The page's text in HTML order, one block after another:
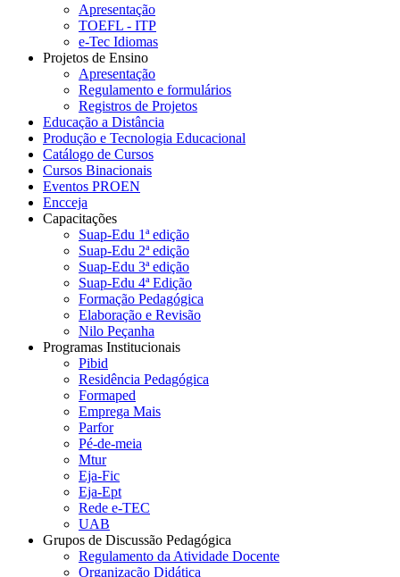
Apresentação
TOEFL - ITP
e-Tec Idiomas
Projetos de Ensino
Apresentação
Regulamento e formulários
Registros de Projetos
Educação a Distância
Produção e Tecnologia Educacional
Catálogo de Cursos
Cursos Binacionais
Eventos PROEN
Encceja
Capacitações
Suap-Edu 1ª edição
Suap-Edu 2ª edição
Suap-Edu 3ª edição
Suap-Edu 4ª Edição
Formação Pedagógica
Elaboração e Revisão
Nilo Peçanha
Programas Institucionais
Pibid
Residência Pedagógica
Formaped
Emprega Mais
Parfor
Pé-de-meia
Mtur
Eja-Fic
Eja-Ept
Rede e-TEC
UAB
Grupos de Discussão Pedagógica
Regulamento da Atividade Docente
Organização Didática